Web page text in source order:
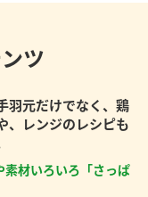
ツ
羽元だけでなく、鶏
、レンジのレシピも
素材いろいろ「さっぱ